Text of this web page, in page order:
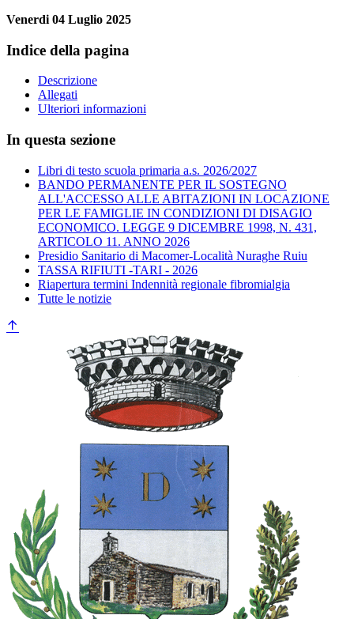
Venerdi 04 Luglio 2025
Indice della pagina
Descrizione
Allegati
Ulteriori informazioni
In questa sezione
Libri di testo scuola primaria a.s. 2026/2027
BANDO PERMANENTE PER IL SOSTEGNO
ALL'ACCESSO ALLE ABITAZIONI IN LOCAZIONE
PER LE FAMIGLIE IN CONDIZIONI DI DISAGIO
ECONOMICO. LEGGE 9 DICEMBRE 1998, N. 431,
ARTICOLO 11. ANNO 2026
Presidio Sanitario di Macomer-Località Nuraghe Ruiu
TASSA RIFIUTI -TARI - 2026
Riapertura termini Indennità regionale fibromialgia
Tutte le notizie